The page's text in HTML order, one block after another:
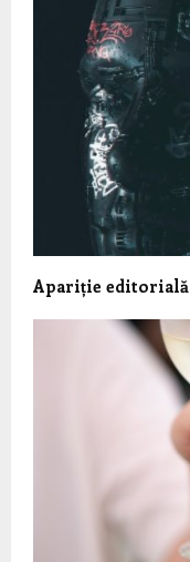
Apariție editorială